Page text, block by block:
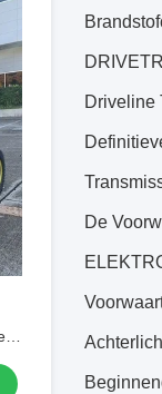
Driveline
De